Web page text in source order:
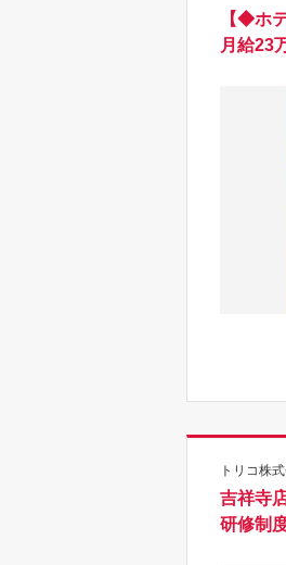
【◆ホ
月給23
トリコ株
吉祥寺
研修制